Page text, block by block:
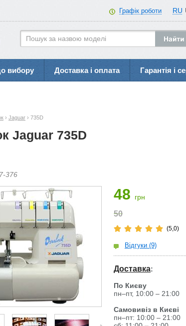
RU
Графік роботи
вибору Доставка і оплата Гарантія і
› Jaguar › 735D
Jaguar 735D
7-376
48 грн
50
(5,0)
Відгуки (9)
Доставка:
По Києву
пн–пт, 10:00 – 21:00
Самовивіз в Києві
пн–пт: 10:00 – 21:00